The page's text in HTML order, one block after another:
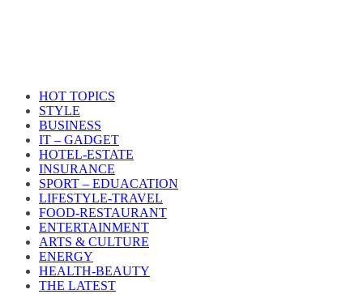
HOT TOPICS
STYLE
BUSINESS
IT – GADGET
HOTEL-ESTATE
INSURANCE
SPORT – EDUACATION
LIFESTYLE​-TRAVEL​
FOOD-RESTAURANT
ENTERTAINMENT
ARTS & CULTURE
ENERGY
HEALTH​-BEAUTY
THE LATEST